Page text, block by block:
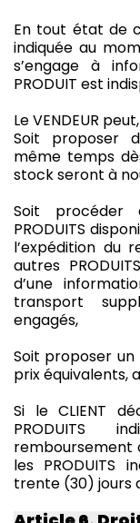
En tout état de
indiquée au
s’engage à
PRODUIT est
Le VENDEUR
Soit proposer
même temps
stock seront à
Soit procéder
PRODUITS
l’expédition du
autres
d’une
transport
engagés,
Soit proposer un
prix équivalents,
Si le CLIENT
PRODUITS
remboursement
les PRODUITS
trente (30) jours